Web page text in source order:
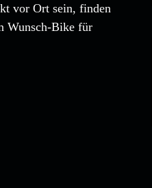
vor Ort sein, finden
Wunsch-Bike für